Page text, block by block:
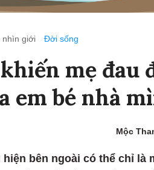
nhìn giới Đời sống
mẹ đau
em bé nhà
Mộc
bên ngoài có thể chỉ là